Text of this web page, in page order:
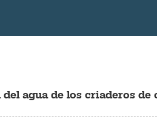
agua de los criaderos de